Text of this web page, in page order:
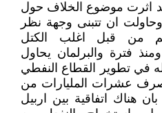
اثرت موضوع الخلاف حول
ان تتبنى وجهة نظر
من قبل اغلب الكتل
فترة والبرلمان يحاول
في تطوير القطاع النفطي
عشرات المليارات من
هناك اتفاقية بين اربيل